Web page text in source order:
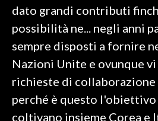
CULTURA
SPETTACOLI
GOSSIP
dato grandi contributi
possibilità ne... negli anni
sempre disposti a fornire
Nazioni Unite e ovunque
richieste di collaborazione
perché è questo l'obiettivo
coltivano insieme Corea e